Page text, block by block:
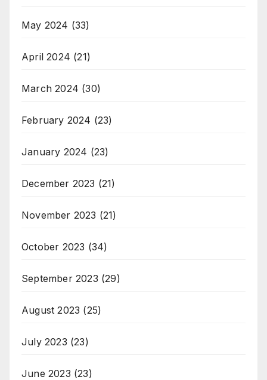
May 2024 (33)
April 2024 (21)
March 2024 (30)
February 2024 (23)
January 2024 (23)
December 2023 (21)
November 2023 (21)
October 2023 (34)
September 2023 (29)
August 2023 (25)
July 2023 (23)
June 2023 (23)